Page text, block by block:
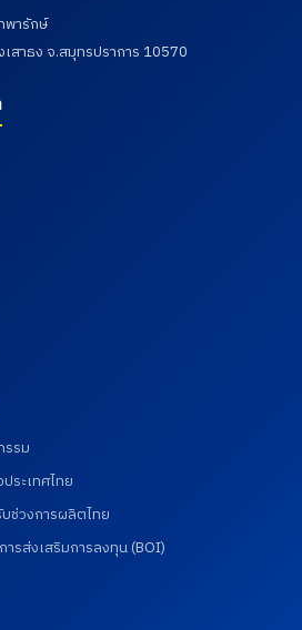
พารักษ์
เสาธง จ.สมุทรปราการ 10570
รรม
ระเทศไทย
ช่วงการผลิตไทย
รส่งเสริมการลงทุน (BOI)